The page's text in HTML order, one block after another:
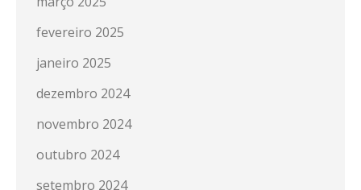
fevereiro 2025
janeiro 2025
dezembro 2024
novembro 2024
outubro 2024
setembro 2024